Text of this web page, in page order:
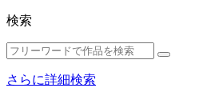
検索
さらに詳細検索